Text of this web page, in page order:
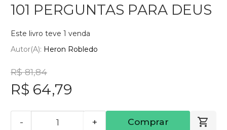
101 PERGUNTAS PARA DEUS
Este livro teve 1 venda
Autor(a): Heron Robledo
R$ 81,84
R$ 64,79
- + Comprar